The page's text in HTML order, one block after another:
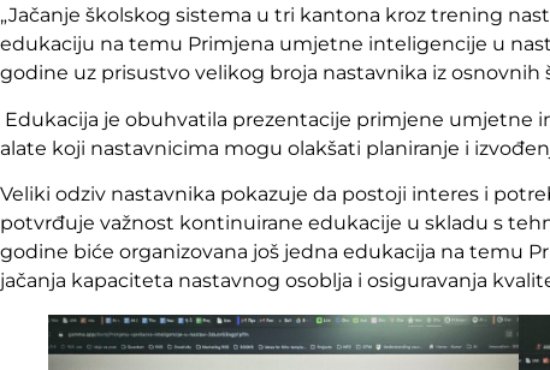
„Jačanje školskog sistema u tri kantona kroz trening
edukaciju na temu Primjena umjetne inteligencije u
godine uz prisustvo velikog broja nastavnika iz
Edukacija je obuhvatila prezentacije primjene umjetne
alate koji nastavnicima mogu olakšati planiranje i
Veliki odziv nastavnika pokazuje da postoji interes i
potvrđuje važnost kontinuirane edukacije u skladu s
godine biće organizovana još jedna edukacija na temu
jačanja kapaciteta nastavnog osoblja i osiguravanja